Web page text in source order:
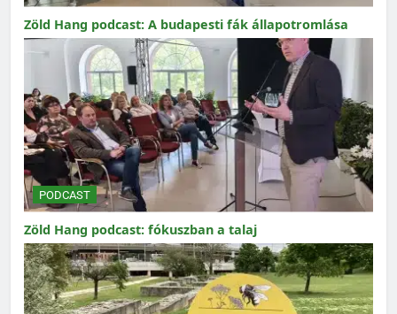
Zöld Hang podcast: A budapesti fák állapotromlása
PODCAST
Zöld Hang podcast: fókuszban a talaj